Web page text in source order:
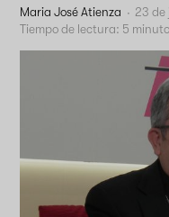
Maria José Atienza · 23 de
Tiempo de lectura: 5